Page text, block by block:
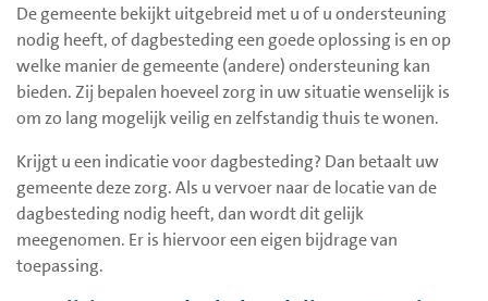
De gemeente bekijkt uitgebreid met u of u ondersteuning
nodig heeft, of dagbesteding een goede oplossing is en op
welke manier de gemeente (andere) ondersteuning kan
bieden. Zij bepalen hoeveel zorg in uw situatie wenselijk is
om zo lang mogelijk veilig en zelfstandig thuis te wonen.
Krijgt u een indicatie voor dagbesteding? Dan betaalt uw
gemeente deze zorg. Als u vervoer naar de locatie van de
dagbesteding nodig heeft, dan wordt dit gelijk
meegenomen. Er is hiervoor een eigen bijdrage van
toepassing.